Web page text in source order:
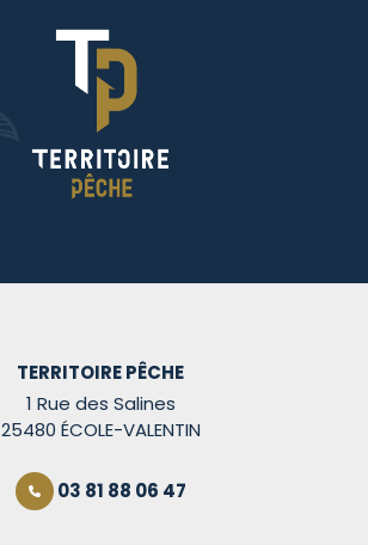
TERRITOIRE PÊCHE
1 Rue des Salines
25480 ÉCOLE-VALENTIN
03 81 88 06 47